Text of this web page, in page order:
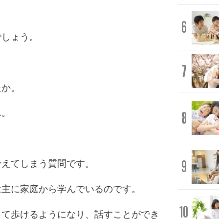
ょう。
。
てしまう質問です。
に家庭から学んでいるのです。
歩けるようになり、話すことができ
6
7
8
9
10